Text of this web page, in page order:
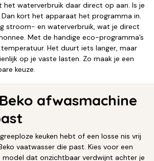
het waterverbruik daar direct op aan. Is je
Dan kort het apparaat het programma in.
stroom- en waterverbruik, wat je direct
Met de handige eco-programma’s
Het duurt iets langer, maar
op je vaste lasten. Zo maak je een
keuze.
afwasmachine
keuken hebt of een losse nis vrij
vaatwasser die past. Kies voor een
model dat onzichtbaar verdwijnt achter je